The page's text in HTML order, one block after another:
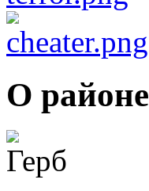
О районе